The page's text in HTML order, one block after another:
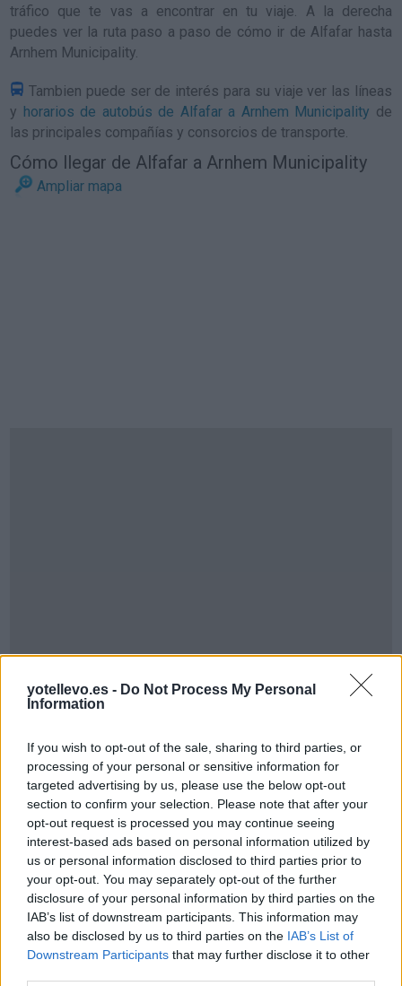
yotellevo.es - Do Not Process My Personal
Information
If you wish to opt-out of the sale, sharing to third parties, or
processing of your personal or sensitive information for
targeted advertising by us, please use the below opt-out
section to confirm your selection. Please note that after your
opt-out request is processed you may continue seeing
interest-based ads based on personal information utilized by
us or personal information disclosed to third parties prior to
your opt-out. You may separately opt-out of the further
disclosure of your personal information by third parties on the
IAB’s list of downstream participants. This information may
also be disclosed by us to third parties on the IAB’s List of
Downstream Participants that may further disclose it to other
tráfico que te vas a encontrar en tu viaje. A la derecha
puedes ver la ruta paso a paso de cómo ir de Alfafar hasta
Arnhem Municipality.
Tambien puede ser de interés para su viaje ver las líneas
y horarios de autobús de Alfafar a Arnhem Municipality de
las principales compañías y consorcios de transporte.
Cómo llegar de Alfafar a Arnhem Municipality
Ampliar mapa
Cómo ir desde Alfafar a Arnhem Municipality